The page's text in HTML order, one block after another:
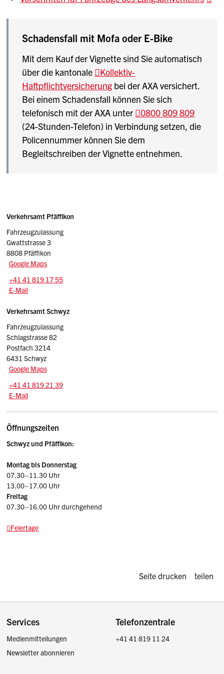
Schadensfall mit Mofa oder E-Bike
Mit dem Kauf der Vignette sind Sie automatisch
über die kantonale
Kollektiv-
Haftpflichtversicherung bei der AXA versichert.
Bei einem Schadensfall können Sie sich
telefonisch mit der AXA unter
0800 809 809
(24-Stunden-Telefon) in Verbindung setzen, die
Policennummer können Sie dem
Begleitschreiben der Vignette entnehmen.
Sidebar
Adressen
Verkehrsamt Pfäffikon
Fahrzeugzulassung
Gwattstrasse 3
8808 Pfäffikon
Google Maps
Tel.:
+41 41 819 17 55
E-Mail: adminpf.vasz
E-Mail
Verkehrsamt Schwyz
Fahrzeugzulassung
Schlagstrasse 82
Postfach 3214
6431 Schwyz
Google Maps
Tel.:
+41 41 819 21 39
E-Mail: adminfz.vasz
E-Mail
Öffnungszeiten
Schwyz und Pfäffikon:
Montag bis Donnerstag
07.30–11.30 Uhr
13.00–17.00 Uhr
Freitag
07.30–16.00 Uhr durchgehend
Feiertage
Diese Seite
Seite drucken teilen
Footer
Services
Medienmitteilungen
Newsletter abonnieren
Telefonzentrale
+41 41 819 11 24